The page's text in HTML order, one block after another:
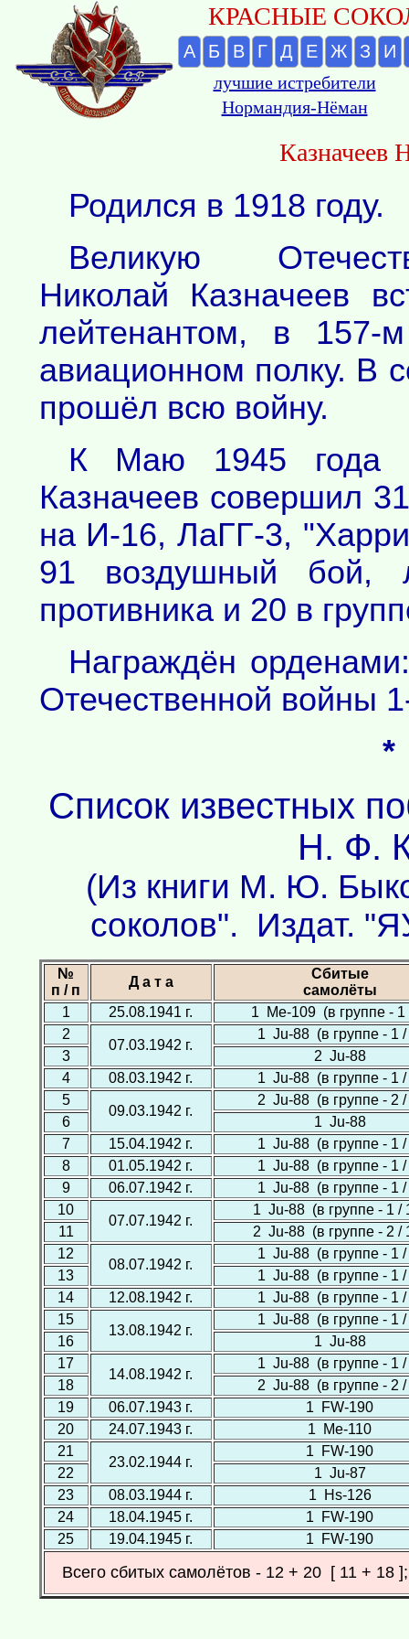
КРАСНЫЕ
А Б В Г Д Е Ж З И
лучшие истребители
Нормандия-Нёман
Казначеев
Родился в 1918 году.
Великую
Николай Казначеев
лейтенантом, в 157-м
авиационном полку. В
прошёл всю войну.
К Маю 1945 года
Казначеев совершил
на И-16, ЛаГГ-3,
91 воздушный бой,
противника и 20 в
Награждён
Отечественной войны
Список известных
Н. Ф.
(Из книги М. Ю.
соколов". Издат.
№
п / п
Д а т а
Сбитые
самолёты
1
25.08.1941 г.
1 Ме-109 (в группе - 1
2
07.03.1942 г.
1 Ju-88 (в группе - 1 /
3
2 Ju-88
4
08.03.1942 г.
1 Ju-88 (в группе - 1 /
5
09.03.1942 г.
2 Ju-88 (в группе - 2 /
6
1 Ju-88
7
15.04.1942 г.
1 Ju-88 (в группе - 1 /
8
01.05.1942 г.
1 Ju-88 (в группе - 1 /
9
06.07.1942 г.
1 Ju-88 (в группе - 1 /
10
07.07.1942 г.
1 Ju-88 (в группе - 1 /
11
2 Ju-88 (в группе - 2 /
12
08.07.1942 г.
1 Ju-88 (в группе - 1 /
13
1 Ju-88 (в группе - 1 /
14
12.08.1942 г.
1 Ju-88 (в группе - 1 /
15
13.08.1942 г.
1 Ju-88 (в группе - 1 /
16
1 Ju-88
17
14.08.1942 г.
1 Ju-88 (в группе - 1 /
18
2 Ju-88 (в группе - 2 /
19
06.07.1943 г.
1 FW-190
20
24.07.1943 г.
1 Ме-110
21
23.02.1944 г.
1 FW-190
22
1 Ju-87
23
08.03.1944 г.
1 Hs-126
24
18.04.1945 г.
1 FW-190
25
19.04.1945 г. 1 FW-190
Всего сбитых самолётов - 12 + 20 [ 11 +